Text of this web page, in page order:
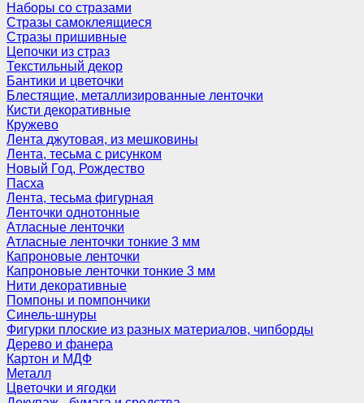
Наборы со стразами
Стразы самоклеящиеся
Стразы пришивные
Цепочки из страз
Текстильный декор
Бантики и цветочки
Блестящие, металлизированные ленточки
Кисти декоративные
Кружево
Лента джутовая, из мешковины
Лента, тесьма с рисунком
Новый Год, Рождество
Пасха
Лента, тесьма фигурная
Ленточки однотонные
Атласные ленточки
Атласные ленточки тонкие 3 мм
Капроновые ленточки
Капроновые ленточки тонкие 3 мм
Нити декоративные
Помпоны и помпончики
Синель-шнуры
Фигурки плоские из разных материалов, чипборды
Дерево и фанера
Картон и МДФ
Металл
Цветочки и ягодки